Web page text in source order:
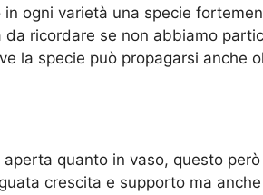
ogni varietà una specie
da ricordare se non abbiamo
la specie può propagarsi anche
aperta quanto in vaso, questo
crescita e supporto ma